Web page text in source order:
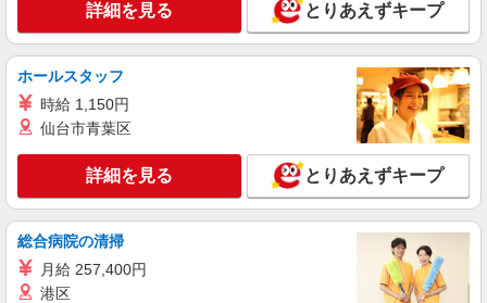
株式会社kotrio /●NG-H-2031045
小牧駅＊年齢不問◎未経験から安定した業界へ
時給1500円〜2125円 ＜日払い有/週払い有/交
キープ 詳細を見る
派遣社員
株式会社kotrio /●NG-H-2029586
＜小牧＞デイサービスSTAFF＊16時退社も
詳細を見る とりあえずキープ
ホールスタッフ
時給 1,150円
仙台市青葉区
詳細を見る とりあえずキープ
総合病院の清掃
月給 257,400円
港区